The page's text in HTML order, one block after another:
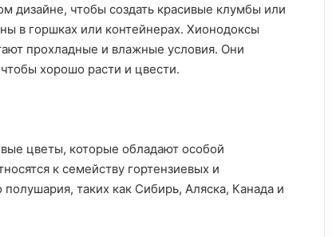
дизайне, чтобы создать красивые клумбы или
в горшках или контейнерах. Хионодоксы
прохладные и влажные условия. Они
хорошо расти и цвести.
цветы, которые обладают особой
к семейству гортензиевых и
таких как Сибирь, Аляска, Канада и